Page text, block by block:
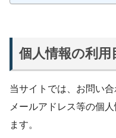
個人情報の利用
当サイトでは、お問い
メールアドレス等の個
ます。